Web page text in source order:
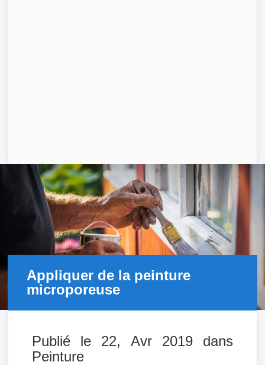
Appliquer de la peinture
microporeuse
Publié le 22, Avr 2019 dans
Peinture